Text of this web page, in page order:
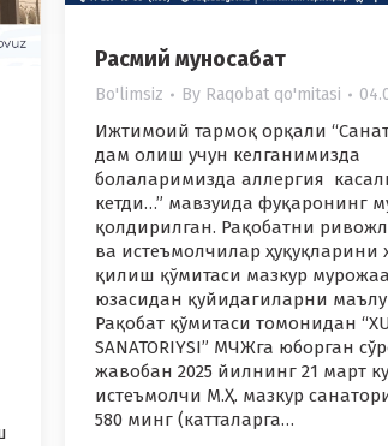
Расмий муносабат
Bo'limsiz By Raqobat qo'mitasi
Ижтимоий тармоқ орқали
дам олиш учун келганимизда
болаларимизда аллергия
кетди…” мавзуида фуқаронинг
қолдирилган. Рақобатни
ва истеъмолчилар ҳуқуқларини
қилиш қўмитаси мазкур
юзасидан қуйидагиларни
Рақобат қўмитаси томонидан
SANATORIYSI” МЧЖга юборган
жавобан 2025 йилнинг 21 март
истеъмолчи М.Ҳ. мазкур
580 минг (катталарга…